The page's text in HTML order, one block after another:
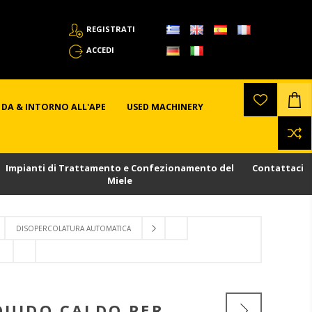
REGISTRATI
ACCEDI
DA & INTORNO ALL'APE USED MACHINERY
Impianti di Trattamento e Confezionamento del
Miele
Contattaci
DISOPERCOLATURA AUTOMATICA